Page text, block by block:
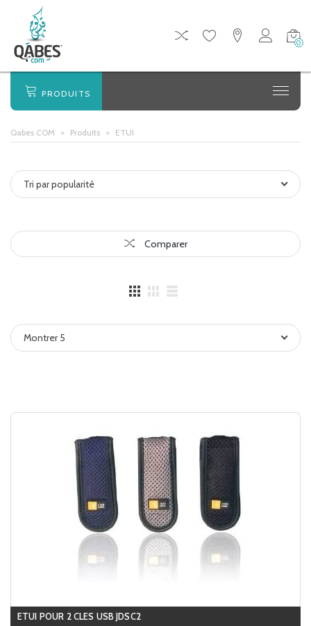
0
PRODUITS
Qabes COM > Produits > ETUI
Tri par popularité
Comparer
Montrer 5
ETUI POUR 2 CLES USB JDSC2